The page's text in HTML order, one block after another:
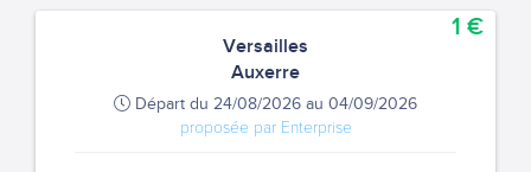
Versailles
Auxerre
Départ du 24/08/2026 au 04/09/2026
proposée par Enterprise
1 €